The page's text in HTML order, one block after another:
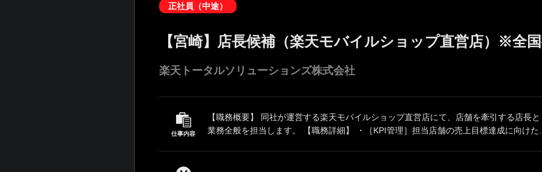
正社員（中途）
【宮崎】店長候補（楽天モバイルショップ直営店）※全
楽天トータルソリューションズ株式会社
仕事内容
【職務概要】 同社が運営する楽天モバイルショップ直営店にて、店舗を牽引する店長
業務全般を担当します。 【職務詳細】 ・［KPI管理］担当店舗の売上目標達成に向けた